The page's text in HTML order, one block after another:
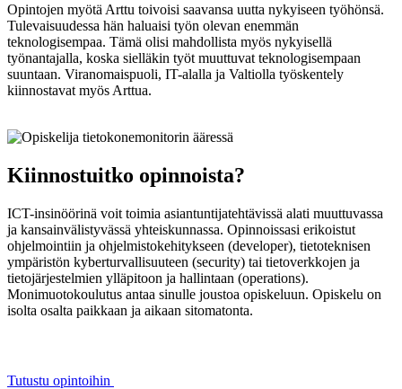
Opintojen myötä Arttu toivoisi saavansa uutta nykyiseen työhönsä.
Tulevaisuudessa hän haluaisi työn olevan enemmän
teknologisempaa. Tämä olisi mahdollista myös nykyisellä
työnantajalla, koska sielläkin työt muuttuvat teknologisempaan
suuntaan. Viranomaispuoli, IT-alalla ja Valtiolla työskentely
kiinnostavat myös Arttua.
Kiinnostuitko opinnoista?
ICT-insinöörinä voit toimia asiantuntijatehtävissä alati muuttuvassa
ja kansainvälistyvässä yhteiskunnassa. Opinnoissasi erikoistut
ohjelmointiin ja ohjelmistokehitykseen (developer), tietoteknisen
ympäristön kyberturvallisuuteen (security) tai tietoverkkojen ja
tietojärjestelmien ylläpitoon ja hallintaan (operations).
Monimuotokoulutus antaa sinulle joustoa opiskeluun. Opiskelu on
isolta osalta paikkaan ja aikaan sitomatonta.
Tutustu opintoihin